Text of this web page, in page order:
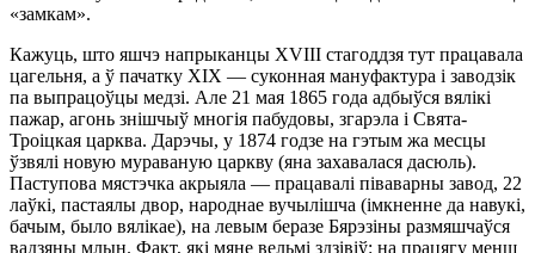
«замкам».
Кажуць, што яшчэ напрыканцы ХVIII стагоддзя тут працавала
цагельня, а ў пачатку ХIХ — суконная мануфактура i заводзiк
па выпрацоўцы медзi. Але 21 мая 1865 года адбыўся вялiкi
пажар, агонь знiшчыў многiя пабудовы, згарэла i Свята-
Троiцкая царква. Дарэчы, у 1874 годзе на гэтым жа месцы
ўзвялi новую мураваную царкву (яна захавалася дасюль).
Паступова мястэчка акрыяла — працавалi пiваварны завод, 22
лаўкi, пастаялы двор, народнае вучылiшча (iмкненне да навукi,
бачым, было вялiкае), на левым беразе Бярэзiны размяшчаўся
вадзяны млын. Факт, якi мяне вельмi здзiвiў: на працягу менш